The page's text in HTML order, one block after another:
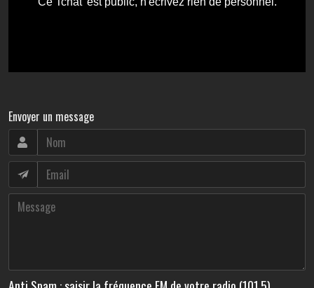
Envoyer un message